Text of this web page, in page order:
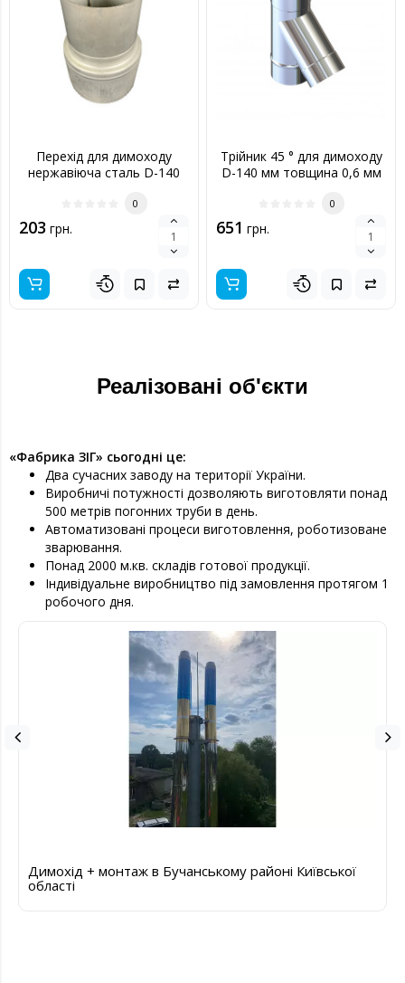
Перехід для димоходу
нержавіюча сталь D-140
0
203 грн.
Трійник 45 ° для димоходу
D-140 мм товщина 0,6 мм
0
651 грн.
Реалізовані об'єкти
«Фабрика ЗІГ» сьогодні це:
Два сучасних заводу на території України.
Виробничі потужності дозволяють виготовляти понад
500 метрів погонних труби в день.
Автоматизовані процеси виготовлення, роботизоване
зварювання.
Понад 2000 м.кв. складів готової продукції.
Індивідуальне виробництво під замовлення протягом 1
робочого дня.
Димохід + монтаж в Бучанському районі Київської
області